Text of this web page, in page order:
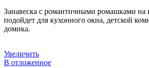
Занавеска с романтичными ромашками на
подойдет для кухонного окна, детской
домика.
Увеличить
В отложенное